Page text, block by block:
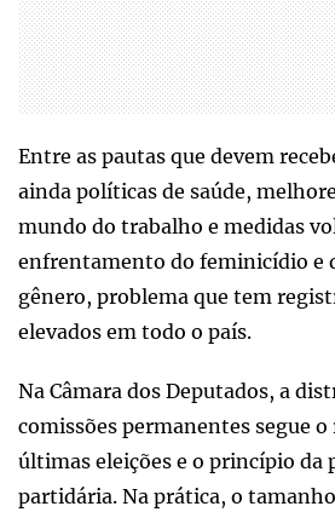
Entre as pautas que devem
ainda políticas de saúde,
mundo do trabalho e medidas
enfrentamento do feminicídio e
gênero, problema que tem
elevados em todo o país.
Na Câmara dos Deputados, a
comissões permanentes segue
últimas eleições e o princípio da
partidária. Na prática, o